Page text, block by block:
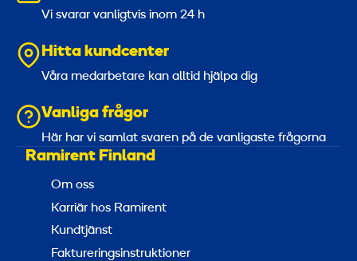
Vi svarar vanligtvis inom 24 h
Hitta kundcenter
Våra medarbetare kan alltid hjälpa dig
Vanliga frågor
Här har vi samlat svaren på de vanligaste frågorna
Ramirent Finland
Om oss
Karriär hos Ramirent
Kundtjänst
Faktureringsinstruktioner